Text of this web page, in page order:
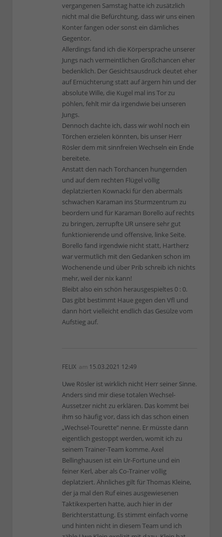
vergangenen Samstag hatte ich zusätzlich
nicht mal die Befürchtung, dass wir uns einen
Konter fangen oder sonst ein dämliches
Gegentor.
Allerdings fand ich die Körpersprache unserer
Jungs nach vermeintlichen Großchancen eher
bedenklich. Der Gesichtsausdruck deutet eher
auf Ernüchterung statt auf ärgern hin und der
absolute Wille, die Kugel mal ins Tor zu
pöhlen, fehlt mir da irgendwie bei unseren
Jungs.
Dennoch dachte ich, dass wir wohl noch ein
Törchen erzielen könnten, bis unser Herr
Rösler dem mit sinnfreien Wechseln ein Ende
bereitete.
Anstatt den nach Torchancen hungernden
und auf dem rechten Flügel völlig
deplatzierten Kownacki für den abermals
schwachen Karaman ins Sturmzentrum zu
beordern und für Karaman Borello auf rechts
zu bringen, zerrupfte UR unsere sehr gut
funktionierende und offensive, linke Seite.
Borello fand irgendwie nicht statt, Hartherz
war vermutlich mit den Gedanken schon im
Wochenende und über Prib schreib ich nichts
mehr, weil der nix kann!
Bleibt also ein schön herausgespieltes 0 : 0.
Das gibt bestimmt Haue gegen den Vfl und
dann hört vielleicht endlich das Gesülze vom
Aufstieg auf.
FELIX am 15.03.2021 12:49
Uwe Rösler ist wirklich nicht Herr seiner Sinne.
Anders sind mir diese totalen Wechsel-
Aussetzer nicht zu erklären. Das kommt bei
ihm so häufig vor, dass ich das schon einen
„Wechsel-Tourette“ nenne. Er müsste dann
eigentlich gestoppt werden, womit ich zu
seinem Trainer-Team komme. Axel
Bellinghausen ist ein Ur-Fortune und ein
feiner Kerl, aber als Co-Trainer völlig
deplatziert. Ähnliches gilt für Thomas Kleine,
der ja mal den Ruf eines ausgewiesenen
Taktikexperten hatte, auch hier in der
Berichterstattung. Es stimmt einfach vorne
und hinten nicht in diesem Team und ich